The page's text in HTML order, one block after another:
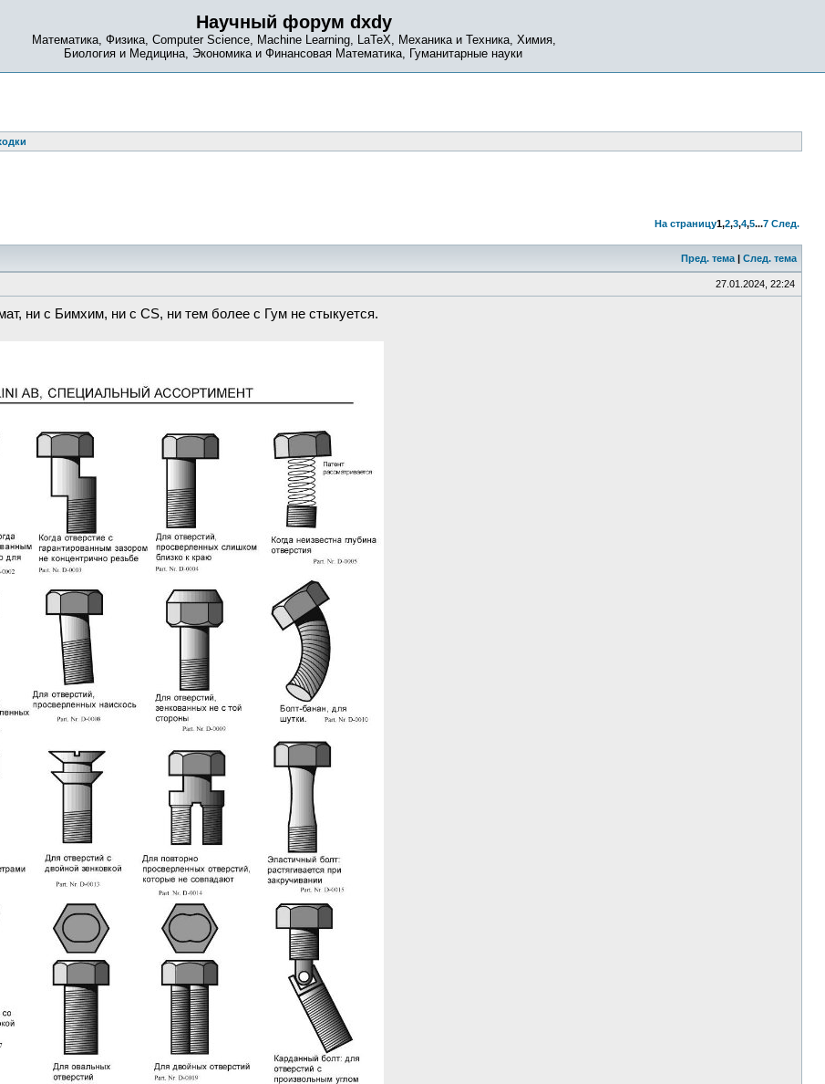
Научный форум dxdy
Математика, Физика, Computer Science, Machine Learning, LaTeX, Механика и Техника, Химия,
Биология и Медицина, Экономика и Финансовая Математика, Гуманитарные науки
На страницу1,2,3,4,5...7 След.
Пред. тема | След. тема
27.01.2024, 22:24
ни с Бимхим, ни с CS, ни тем более с Гум не стыкуется.